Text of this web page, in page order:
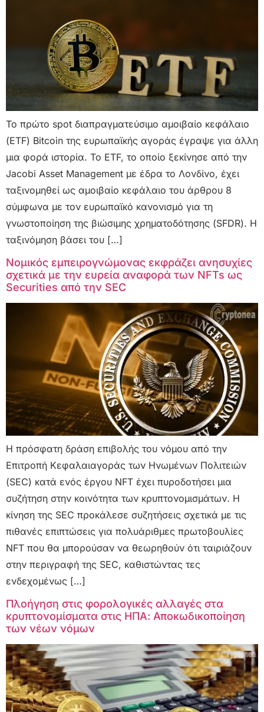
Το πρώτο spot διαπραγματεύσιμο αμοιβαίο κεφάλαιο
(ETF) Bitcoin της ευρωπαϊκής αγοράς έγραψε για άλλη
μια φορά ιστορία. Το ETF, το οποίο ξεκίνησε από την
Jacobi Asset Management με έδρα το Λονδίνο, έχει
ταξινομηθεί ως αμοιβαίο κεφάλαιο του άρθρου 8
σύμφωνα με τον ευρωπαϊκό κανονισμό για τη
γνωστοποίηση της βιώσιμης χρηματοδότησης (SFDR). Η
ταξινόμηση βάσει του […]
Νομικός εμπειρογνώμονας εκφράζει ανησυχίες
σχετικά με την ευρεία αναφορά των NFTs ως
Securities από την SEC
Η πρόσφατη δράση επιβολής του νόμου από την
Επιτροπή Κεφαλαιαγοράς των Ηνωμένων Πολιτειών
(SEC) κατά ενός έργου NFT έχει πυροδοτήσει μια
συζήτηση στην κοινότητα των κρυπτονομισμάτων. Η
κίνηση της SEC προκάλεσε συζητήσεις σχετικά με τις
πιθανές επιπτώσεις για πολυάριθμες πρωτοβουλίες
NFT που θα μπορούσαν να θεωρηθούν ότι ταιριάζουν
στην περιγραφή της SEC, καθιστώντας τες
ενδεχομένως […]
Πλοήγηση στις φορολογικές αλλαγές στα
κρυπτονομίσματα στις ΗΠΑ: Αποκωδικοποίηση
των νέων νόμων